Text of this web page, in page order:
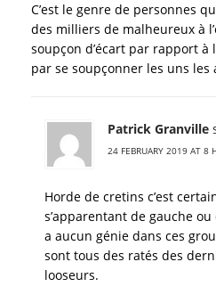
C’est le genre de personnes
des milliers de malheureux à
soupçon d’écart par rapport
par se soupçonner les uns les
Patrick Granville
24 FEBRUARY 2019 AT 8
Horde de cretins c’est
s’apparentant de gauche
a aucun génie dans ces
sont tous des ratés des
looseurs.